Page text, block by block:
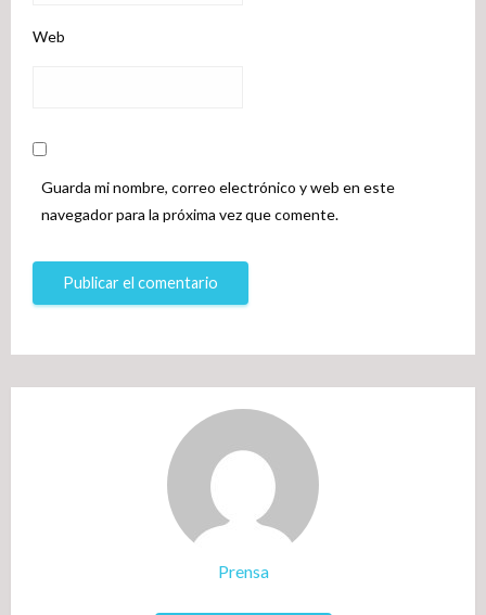
Web
Guarda mi nombre, correo electrónico y web en este
navegador para la próxima vez que comente.
Prensa